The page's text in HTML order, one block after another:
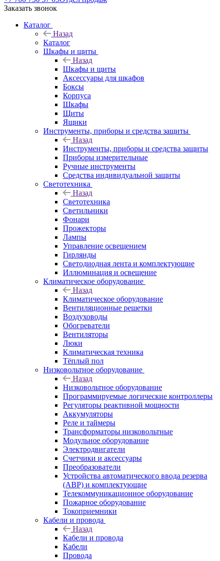
Заказать звонок
Каталог
Назад
Каталог
Шкафы и щиты
Назад
Шкафы и щиты
Аксессуары для шкафов
Боксы
Корпуса
Шкафы
Щиты
Ящики
Инструменты, приборы и средства защиты
Назад
Инструменты, приборы и средства защиты
Приборы измерительные
Ручные инструменты
Средства индивидуальной защиты
Светотехника
Назад
Светотехника
Светильники
Фонари
Прожекторы
Лампы
Управление освещением
Гирлянды
Светодиодная лента и комплектующие
Иллюминация и освещение
Климатическое оборудование
Назад
Климатическое оборудование
Вентиляционные решетки
Воздуховоды
Обогреватели
Вентиляторы
Люки
Климатическая техника
Тёплый пол
Низковольтное оборудование
Назад
Низковольтное оборудование
Программируемые логические контроллеры
Регуляторы реактивной мощности
Аккумуляторы
Реле и таймеры
Трансформаторы низковольтные
Модульное оборудование
Электродвигатели
Счетчики и аксессуары
Преобразователи
Устройства автоматического ввода резерва
(АВР) и комплектующие
Телекоммуникационное оборудование
Пожарное оборудование
Токоприемники
Кабели и провода
Назад
Кабели и провода
Кабели
Провода